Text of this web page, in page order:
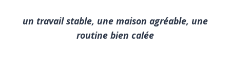
un travail stable, une maison agréable, une
routine bien calée